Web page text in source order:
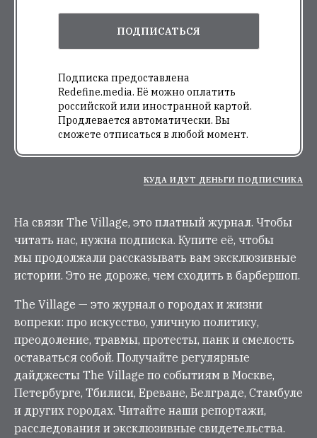
ПОДПИСАТЬСЯ
Подписка предоставлена
Redefine.media. Её можно оплатить
российской или иностранной картой.
Продлевается автоматически. Вы
сможете отписаться в любой момент.
КУДА ИДУТ ДЕНЬГИ ПОДПИСЧИКА
На связи The Village, это платный журнал. Чтобы
читать нас, нужна подписка. Купите её, чтобы
мы продолжали рассказывать вам эксклюзивные
истории. Это не дороже, чем сходить в барбершоп.
The Village — это журнал о городах и жизни
вопреки: про искусство, уличную политику,
преодоление, травмы, протесты, панк и смелость
оставаться собой. Получайте регулярные
дайджесты The Village по событиям в Москве,
Петербурге, Тбилиси, Ереване, Белграде, Стамбуле
и других городах. Читайте наши репортажи,
расследования и эксклюзивные свидетельства.